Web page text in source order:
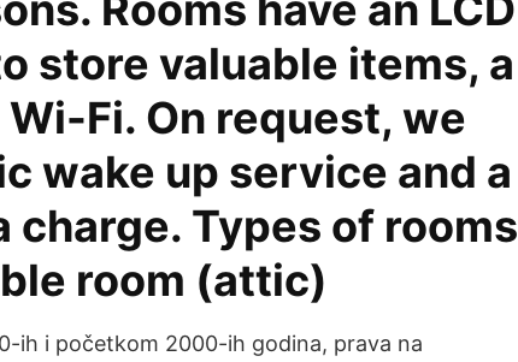
store valuable items, a
Fi. On request, we
wake up service and a
Types of rooms
room (attic)
ih i početkom 2000-ih godina, prava na